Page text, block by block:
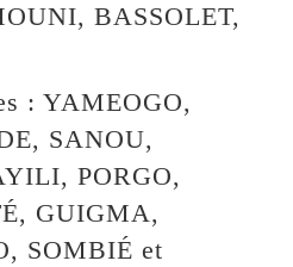
BASSOLET,
: YAMEOGO,
SANOU,
PORGO,
GUIGMA,
SOMBIÉ et